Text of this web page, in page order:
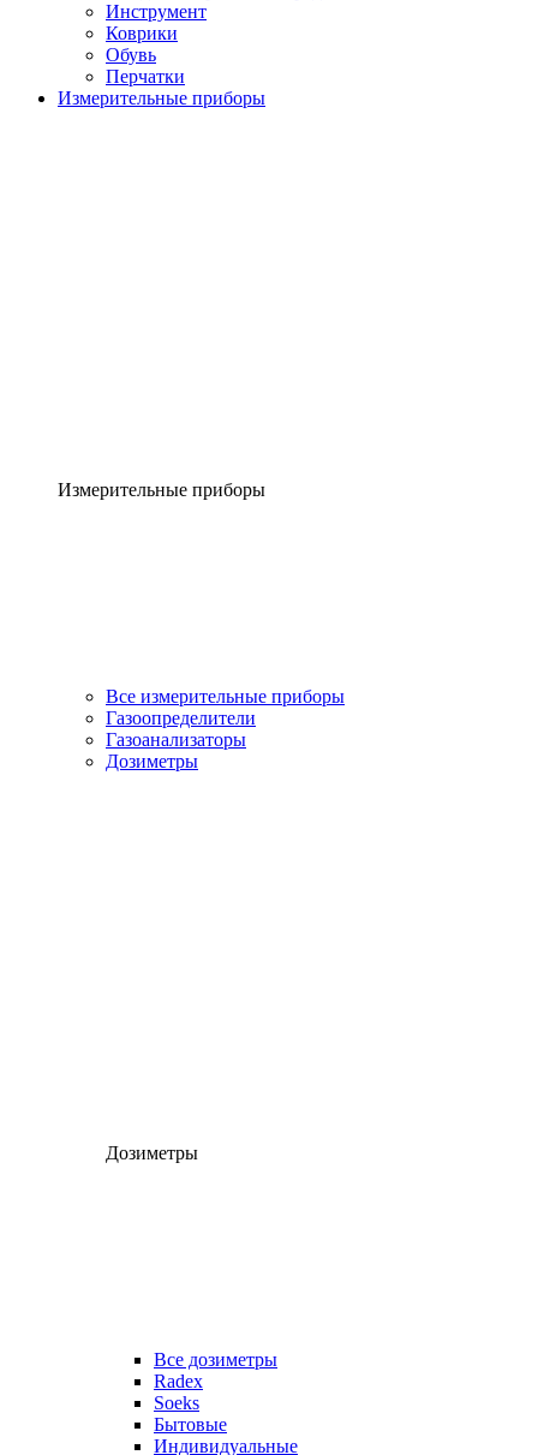
Инструмент
Коврики
Обувь
Перчатки
Измерительные приборы
Измерительные приборы
Все измерительные приборы
Газоопределители
Газоанализаторы
Дозиметры
Дозиметры
Все дозиметры
Radex
Soeks
Бытовые
Индивидуальные